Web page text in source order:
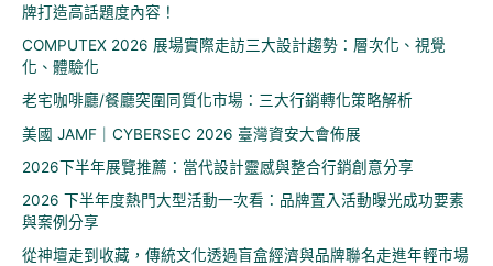
牌打造高話題度內容！
COMPUTEX 2026 展場實際走訪三大設計趨勢：層次化、視覺
化、體驗化
老宅咖啡廳/餐廳突圍同質化市場：三大行銷轉化策略解析
美國 JAMF｜CYBERSEC 2026 臺灣資安大會佈展
2026下半年展覽推薦：當代設計靈感與整合行銷創意分享
2026 下半年度熱門大型活動一次看：品牌置入活動曝光成功要素
與案例分享
從神壇走到收藏，傳統文化透過盲盒經濟與品牌聯名走進年輕市場